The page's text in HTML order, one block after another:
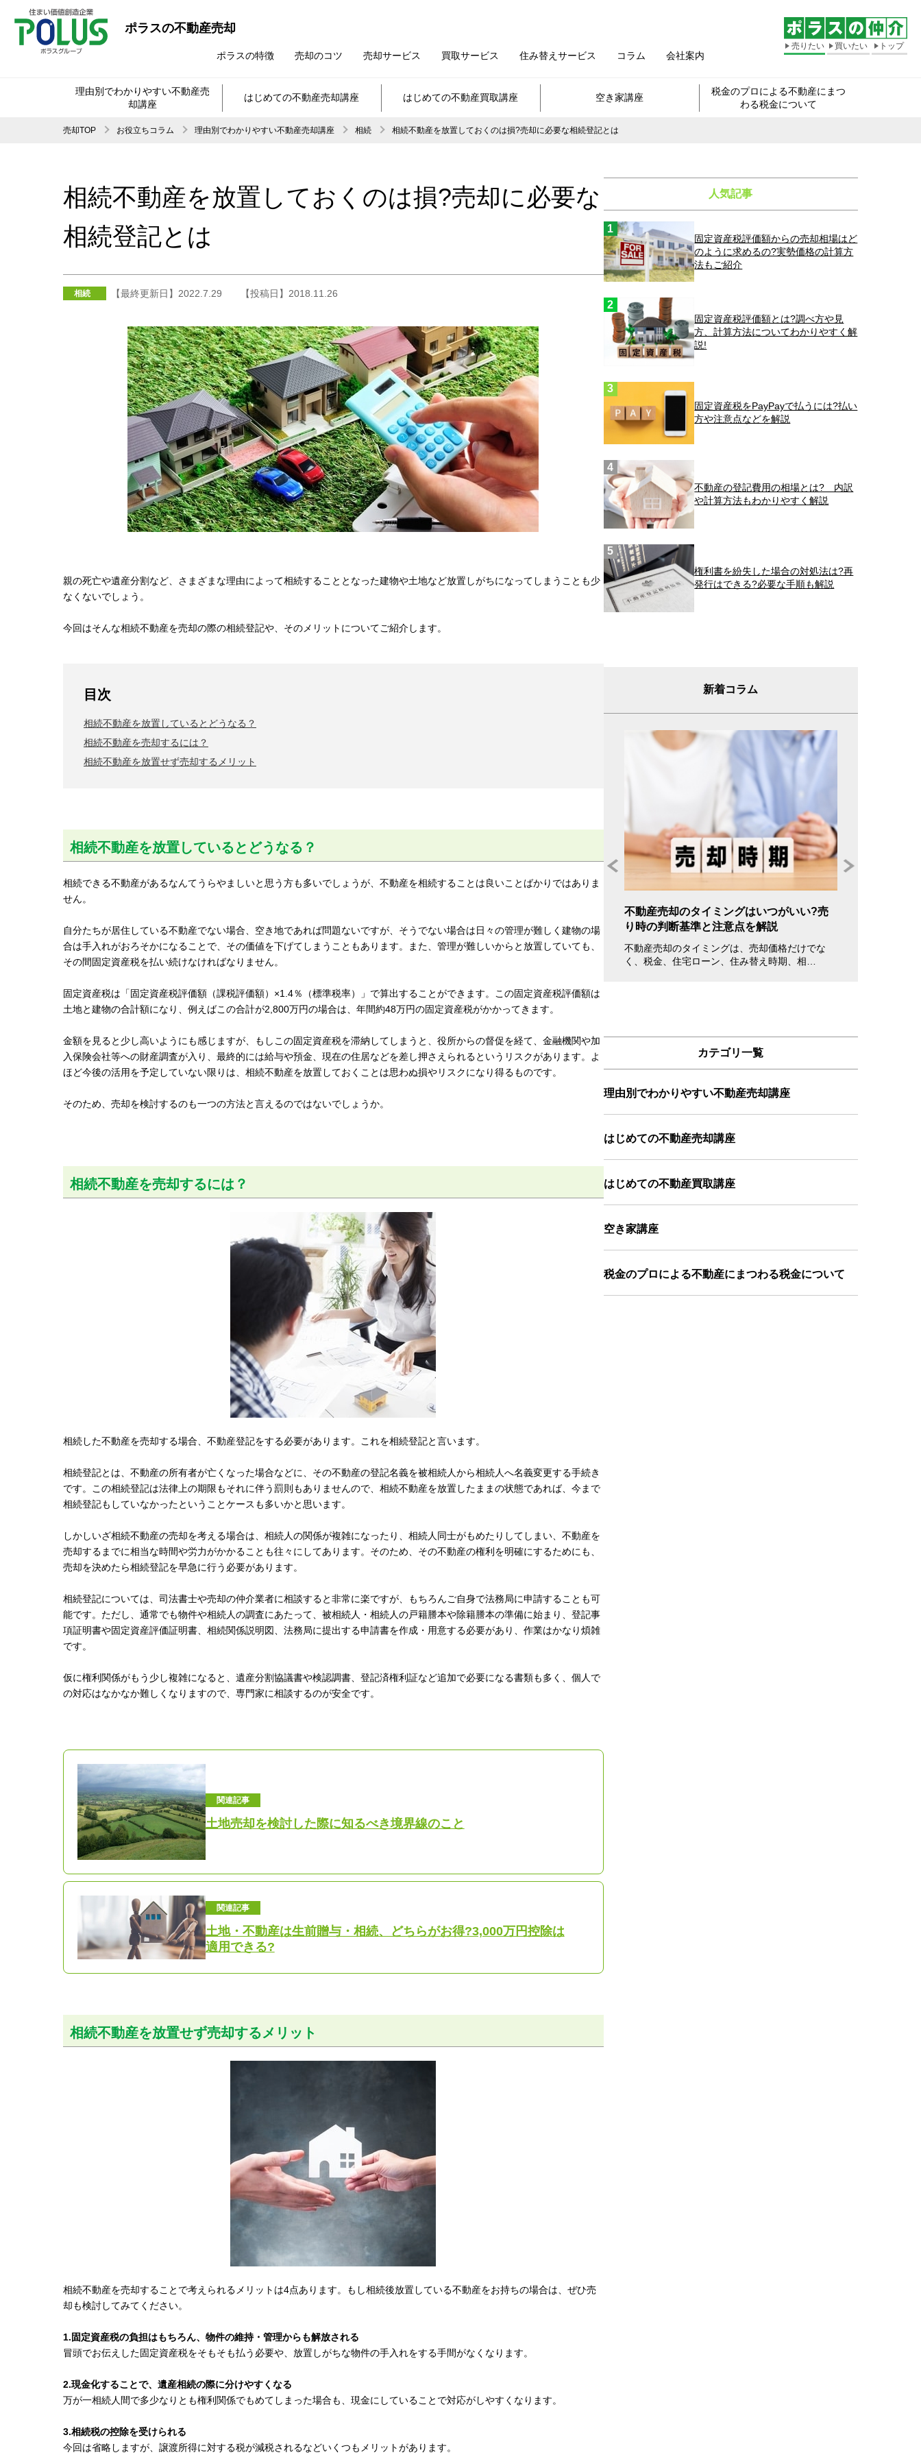
ポラスの不動産売却
ポラスの特徴 売却のコツ 売却サービス 買取サービス 住み替えサービス コラム 会社案内
売りたい 買いたい トップ
理由別でわかりやすい不動産売
却講座
はじめての不動産売却講座 はじめての不動産買取講座 空き家講座
税金のプロによる不動産にまつ
わる税金について
売却TOP お役立ちコラム 理由別でわかりやすい不動産売却講座 相続 相続不動産を放置しておくのは損?売却に必要な相続登記とは
相続不動産を放置しておくのは損?売却に必要な
相続登記とは
相続 【最終更新日】2022.7.29 【投稿日】2018.11.26
親の死亡や遺産分割など、さまざまな理由によって相続することとなった建物や土地など放置しがちになってしまうことも少
なくないでしょう。
今回はそんな相続不動産を売却の際の相続登記や、そのメリットについてご紹介します。
目次
相続不動産を放置しているとどうなる？
相続不動産を売却するには？
相続不動産を放置せず売却するメリット
相続不動産を放置しているとどうなる？
相続できる不動産があるなんてうらやましいと思う方も多いでしょうが、不動産を相続することは良いことばかりではありま
せん。
自分たちが居住している不動産でない場合、空き地であれば問題ないですが、そうでない場合は日々の管理が難しく建物の場
合は手入れがおろそかになることで、その価値を下げてしまうこともあります。また、管理が難しいからと放置していても、
その間固定資産税を払い続けなければなりません。
固定資産税は「固定資産税評価額（課税評価額）×1.4％（標準税率）」で算出することができます。この固定資産税評価額は
土地と建物の合計額になり、例えばこの合計が2,800万円の場合は、年間約48万円の固定資産税がかかってきます。
金額を見ると少し高いようにも感じますが、もしこの固定資産税を滞納してしまうと、役所からの督促を経て、金融機関や加
入保険会社等への財産調査が入り、最終的には給与や預金、現在の住居などを差し押さえられるというリスクがあります。よ
ほど今後の活用を予定していない限りは、相続不動産を放置しておくことは思わぬ損やリスクになり得るものです。
そのため、売却を検討するのも一つの方法と言えるのではないでしょうか。
相続不動産を売却するには？
相続した不動産を売却する場合、不動産登記をする必要があります。これを相続登記と言います。
相続登記とは、不動産の所有者が亡くなった場合などに、その不動産の登記名義を被相続人から相続人へ名義変更する手続き
です。この相続登記は法律上の期限もそれに伴う罰則もありませんので、相続不動産を放置したままの状態であれば、今まで
相続登記もしていなかったということケースも多いかと思います。
しかしいざ相続不動産の売却を考える場合は、相続人の関係が複雑になったり、相続人同士がもめたりしてしまい、不動産を
売却するまでに相当な時間や労力がかかることも往々にしてあります。そのため、その不動産の権利を明確にするためにも、
売却を決めたら相続登記を早急に行う必要があります。
相続登記については、司法書士や売却の仲介業者に相談すると非常に楽ですが、もちろんご自身で法務局に申請することも可
能です。ただし、通常でも物件や相続人の調査にあたって、被相続人・相続人の戸籍謄本や除籍謄本の準備に始まり、登記事
項証明書や固定資産評価証明書、相続関係説明図、法務局に提出する申請書を作成・用意する必要があり、作業はかなり煩雑
です。
仮に権利関係がもう少し複雑になると、遺産分割協議書や検認調書、登記済権利証など追加で必要になる書類も多く、個人で
の対応はなかなか難しくなりますので、専門家に相談するのが安全です。
関連記事
土地売却を検討した際に知るべき境界線のこと
関連記事
土地・不動産は生前贈与・相続、どちらがお得?3,000万円控除は
適用できる?
相続不動産を放置せず売却するメリット
相続不動産を売却することで考えられるメリットは4点あります。もし相続後放置している不動産をお持ちの場合は、ぜひ売
却も検討してみてください。
1.固定資産税の負担はもちろん、物件の維持・管理からも解放される
冒頭でお伝えした固定資産税をそもそも払う必要や、放置しがちな物件の手入れをする手間がなくなります。
2.現金化することで、遺産相続の際に分けやすくなる
万が一相続人間で多少なりとも権利関係でもめてしまった場合も、現金にしていることで対応がしやすくなります。
3.相続税の控除を受けられる
今回は省略しますが、譲渡所得に対する税が減税されるなどいくつもメリットがあります。
人気記事
固定資産税評価額からの売却相場はど
のように求めるの?実勢価格の計算方
法もご紹介
固定資産税評価額とは?調べ方や見
方、計算方法についてわかりやすく解
説!
固定資産税をPayPayで払うには?払い
方や注意点などを解説
不動産の登記費用の相場とは? 内訳
や計算方法もわかりやすく解説
権利書を紛失した場合の対処法は?再
発行はできる?必要な手順も解説
新着コラム
不動産売却のタイミングはいつがいい?売
り時の判断基準と注意点を解説
不動産売却のタイミングは、売却価格だけでな
く、税金、住宅ローン、住み替え時期、相…
カテゴリ一覧
理由別でわかりやすい不動産売却講座
はじめての不動産売却講座
はじめての不動産買取講座
空き家講座
税金のプロによる不動産にまつわる税金について